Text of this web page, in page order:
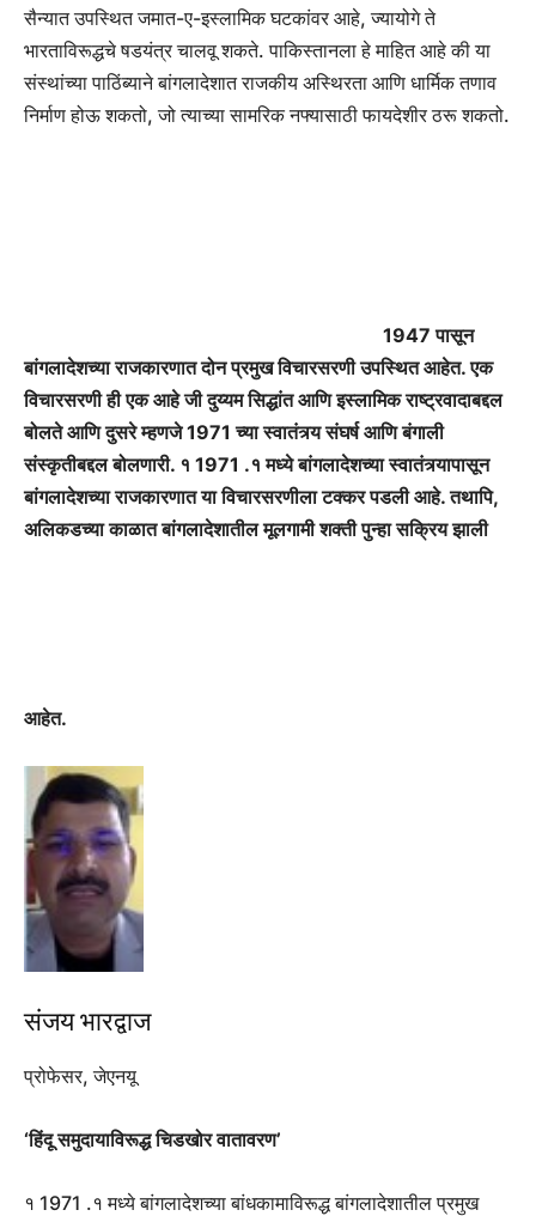
सैन्यात उपस्थित जमात-ए-इस्लामिक घटकांवर आहे, ज्यायोगे ते
भारताविरूद्धचे षडयंत्र चालवू शकते. पाकिस्तानला हे माहित आहे की या
संस्थांच्या पाठिंब्याने बांगलादेशात राजकीय अस्थिरता आणि धार्मिक तणाव
निर्माण होऊ शकतो, जो त्याच्या सामरिक नफ्यासाठी फायदेशीर ठरू शकतो.
1947 पासून
बांगलादेशच्या राजकारणात दोन प्रमुख विचारसरणी उपस्थित आहेत. एक
विचारसरणी ही एक आहे जी दुय्यम सिद्धांत आणि इस्लामिक राष्ट्रवादाबद्दल
बोलते आणि दुसरे म्हणजे 1971 च्या स्वातंत्र्य संघर्ष आणि बंगाली
संस्कृतीबद्दल बोलणारी. १ 1971 .१ मध्ये बांगलादेशच्या स्वातंत्र्यापासून
बांगलादेशच्या राजकारणात या विचारसरणीला टक्कर पडली आहे. तथापि,
अलिकडच्या काळात बांगलादेशातील मूलगामी शक्ती पुन्हा सक्रिय झाली
आहेत.
संजय भारद्वाज
प्रोफेसर, जेएनयू
‘हिंदू समुदायाविरूद्ध चिडखोर वातावरण’
१ 1971 .१ मध्ये बांगलादेशच्या बांधकामाविरूद्ध बांगलादेशातील प्रमुख